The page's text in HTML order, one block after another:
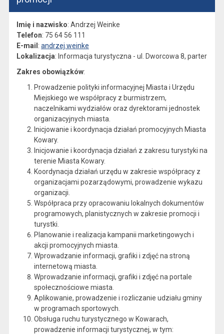
Imię i nazwisko: Andrzej Weinke
Telefon: 75 64 56 111
E-mail : andrzej.weinke
Lokalizacja: Informacja turystyczna - ul. Dworcowa 8, parter
Zakres obowiązków:
Prowadzenie polityki informacyjnej Miasta i Urzędu
Miejskiego we współpracy z burmistrzem,
naczelnikami wydziałów oraz dyrektorami jednostek
organizacyjnych miasta.
Inicjowanie i koordynacja działań promocyjnych Miasta
Kowary.
Inicjowanie i koordynacja działań z zakresu turystyki na
terenie Miasta Kowary.
Koordynacja działań urzędu w zakresie współpracy z
organizacjami pozarządowymi, prowadzenie wykazu
organizacji.
Współpraca przy opracowaniu lokalnych dokumentów
programowych, planistycznych w zakresie promocji i
turystki.
Planowanie i realizacja kampanii marketingowych i
akcji promocyjnych miasta.
Wprowadzanie informacji, grafiki i zdjęć na stroną
internetową miasta.
Wprowadzanie informacji, grafiki i zdjęć na portale
społecznościowe miasta.
Aplikowanie, prowadzenie i rozliczanie udziału gminy
w programach sportowych.
Obsługa ruchu turystycznego w Kowarach,
prowadzenie informacji turystycznej, w tym: